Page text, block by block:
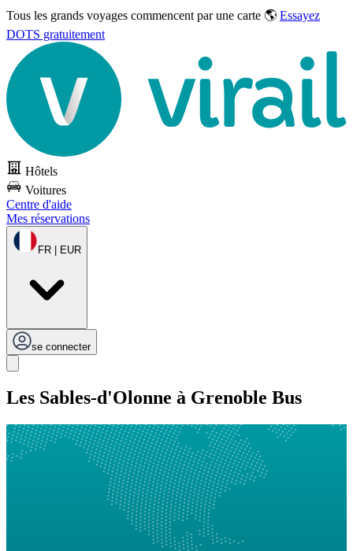
Tous les grands voyages commencent par une carte 🌎 Essayez
DOTS gratuitement
Hôtels
Voitures
Centre d'aide
Mes réservations
FR | EUR
se connecter
Les Sables-d'Olonne à Grenoble Bus